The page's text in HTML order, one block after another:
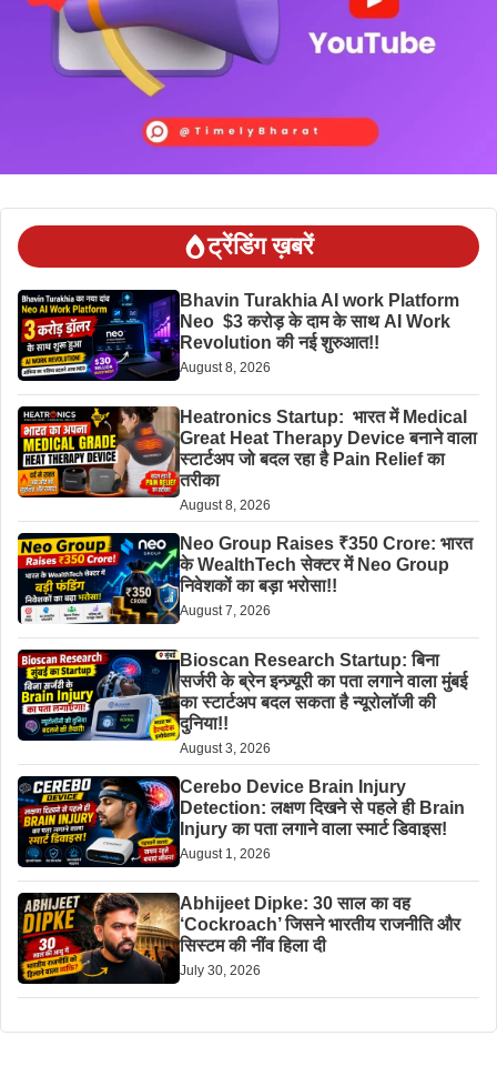
ट्रेंडिंग ख़बरें
Bhavin Turakhia AI work Platform
Neo $3 करोड़ के दाम के साथ AI Work
Revolution की नई शुरुआत!!
August 8, 2026
Heatronics Startup: भारत में Medical
Great Heat Therapy Device बनाने वाला
स्टार्टअप जो बदल रहा है Pain Relief का
तरीका
August 8, 2026
Neo Group Raises ₹350 Crore: भारत
के WealthTech सेक्टर में Neo Group
निवेशकों का बड़ा भरोसा!!
August 7, 2026
Bioscan Research Startup: बिना
सर्जरी के ब्रेन इन्ज़्यूरी का पता लगाने वाला मुंबई
का स्टार्टअप बदल सकता है न्यूरोलॉजी की
दुनिया!!
August 3, 2026
Cerebo Device Brain Injury
Detection: लक्षण दिखने से पहले ही Brain
Injury का पता लगाने वाला स्मार्ट डिवाइस!
August 1, 2026
Abhijeet Dipke: 30 साल का वह
‘Cockroach’ जिसने भारतीय राजनीति और
सिस्टम की नींव हिला दी
July 30, 2026